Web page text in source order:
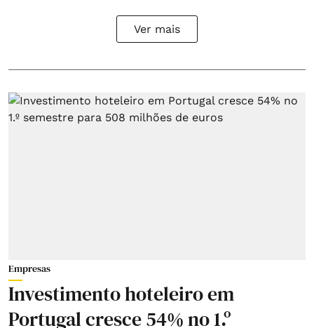
Ver mais
Empresas
Investimento hoteleiro em
Portugal cresce 54% no 1.º